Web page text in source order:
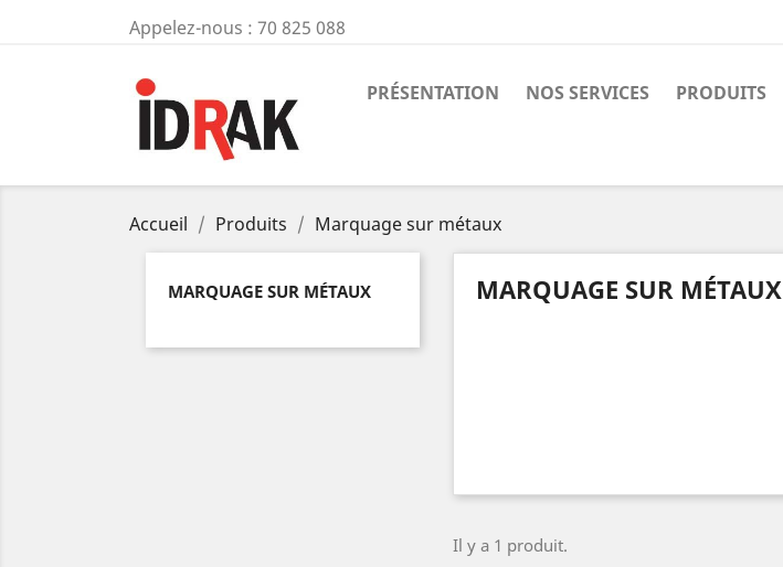
Appelez-nous : 70 825 088
PRÉSENTATION NOS SERVICES PRODUITS
Accueil Produits Marquage sur métaux
MARQUAGE SUR MÉTAUX MARQUAGE SUR MÉTAUX
Il y a 1 produit.